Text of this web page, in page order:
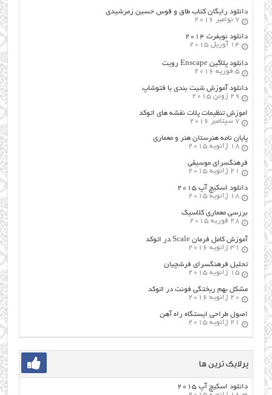
دانلود رایگان کتاب طاق و قوس حسین زمرشیدی
7 نوامبر 2016
دانلود نویفرت ۲۰۱۴
14 آوریل 2015
دانلود پلاگین Enscape رویت
5 فوریه 2016
دانلود آموزش شیت بندی با فتوشاپ
29 ژوئن 2015
اموزش تنظیمات پلات نقشه های اتوکد
7 سپتامبر 2016
پایان نامه هنرستان هنر و معماري
18 ژانویه 2015
فرهنگسراي موسيقي
21 ژانویه 2015
دانلود اسکیچ آپ ۲۰۱۵
18 ژانویه 2015
بررسی معماری کلاسیک
28 فوریه 2015
آموزش کامل فرمان Scale در اتوکد
31 ژانویه 2016
تحلیل فرهنگسرای فرشچیان
15 ژانویه 2015
مشکل بهم ریختگی فونت در اتوکد
20 ژانویه 2016
اصول طراحي ایستگاه راه آهن
21 ژانویه 2015
پرلایک ترین ها
دانلود اسکیچ آپ ۲۰۱۵